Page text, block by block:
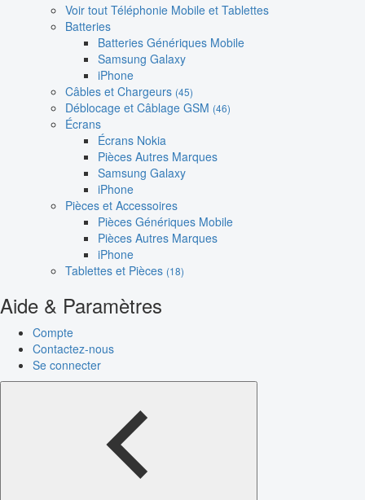
Voir tout Téléphonie Mobile et Tablettes
Batteries
Batteries Génériques Mobile
Samsung Galaxy
iPhone
Câbles et Chargeurs (45)
Déblocage et Câblage GSM (46)
Écrans
Écrans Nokia
Pièces Autres Marques
Samsung Galaxy
iPhone
Pièces et Accessoires
Pièces Génériques Mobile
Pièces Autres Marques
iPhone
Tablettes et Pièces (18)
Aide & Paramètres
Compte
Contactez-nous
Se connecter